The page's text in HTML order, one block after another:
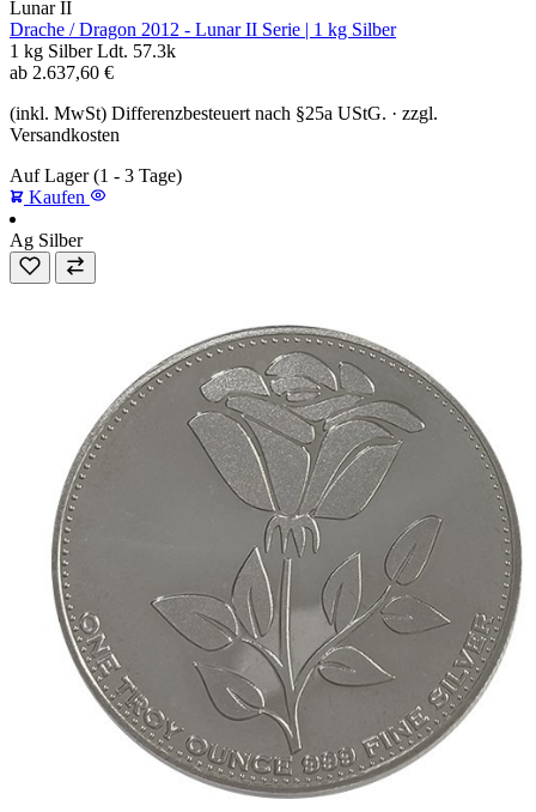
Lunar II
Drache / Dragon 2012 - Lunar II Serie | 1 kg Silber
1 kg Silber Ldt. 57.3k
ab 2.637,60 €
(inkl. MwSt) Differenzbesteuert nach §25a UStG. · zzgl.
Versandkosten
Auf Lager (1 - 3 Tage)
Kaufen
Ag Silber